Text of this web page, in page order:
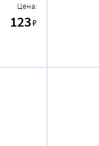
Цена:
123₽